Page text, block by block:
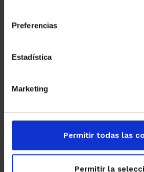
Preferencias
Estadística
Marketing
Permitir todas las
Permitir la
Hemos utilizado papel reciclado
←